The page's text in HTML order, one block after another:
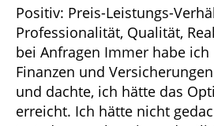
Positiv: Preis-Leistungs-
Professionalität, Qualität,
bei Anfragen Immer habe
Finanzen und
und dachte, ich hätte das
erreicht. Ich hätte nicht